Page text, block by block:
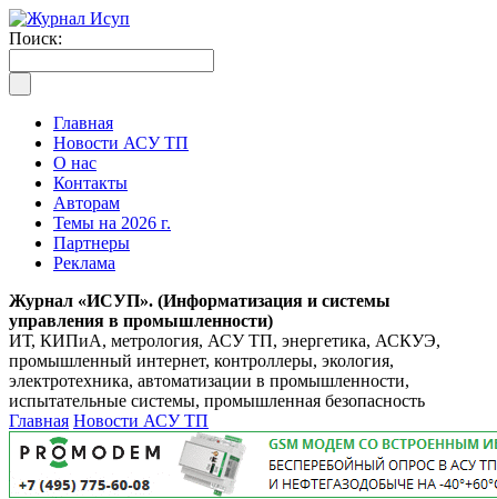
Поиск:
Главная
Новости АСУ ТП
О нас
Контакты
Авторам
Темы на 2026 г.
Партнеры
Реклама
Журнал «ИСУП». (Информатизация и системы
управления в промышленности)
ИТ, КИПиА, метрология, АСУ ТП, энергетика, АСКУЭ,
промышленный интернет, контроллеры, экология,
электротехника, автоматизации в промышленности,
испытательные системы, промышленная безопасность
Главная Новости АСУ ТП